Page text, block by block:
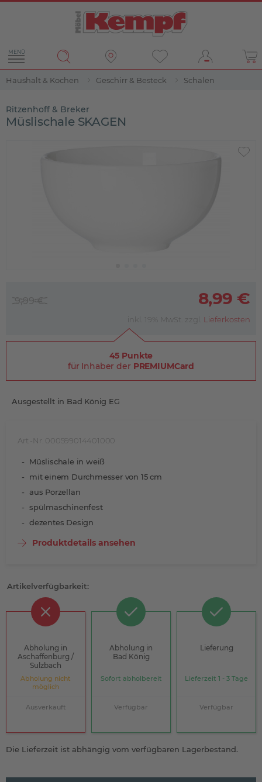
MENÜ
Haushalt & Kochen Geschirr & Besteck Schalen
Ritzenhoff & Breker
Müslischale SKAGEN
Art.-Nr. 000599014401000
Müslischale in weiß
mit einem Durchmesser von 15 cm
aus Porzellan
spülmaschinenfest
dezentes Design
Produktdetails ansehen
Artikelverfügbarkeit:
Abholung in
Aschaffenburg /
Sulzbach
Abholung nicht
möglich
Ausverkauft
Abholung in
Bad König
Sofort abholbereit
Verfügbar
Lieferung
Lieferzeit 1 - 3 Tage
Verfügbar
Die Lieferzeit ist abhängig vom verfügbaren Lagerbestand.
8,99 €
inkl. 19% MwSt. zzgl. Lieferkosten
45 Punkte
für Inhaber der PREMIUMCard
Ausgestellt in Bad König EG